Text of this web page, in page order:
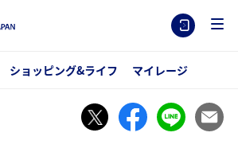
ショッピング&ライフ マイレージ